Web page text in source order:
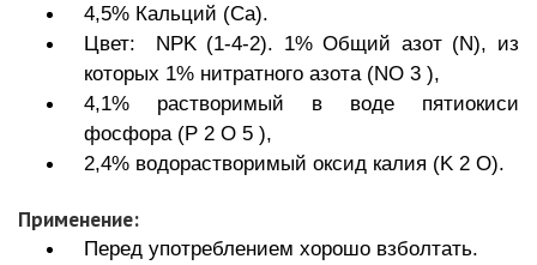
4,5% Кальций (Ca).
Цвет: NPK (1-4-2). 1% Общий азот (N), из
которых 1% нитратного азота (NO 3 ),
4,1% растворимый в воде пятиокиси
фосфора (P 2 O 5 ),
2,4% водорастворимый оксид калия (K 2 O).
Применение:
Перед употреблением хорошо взболтать.